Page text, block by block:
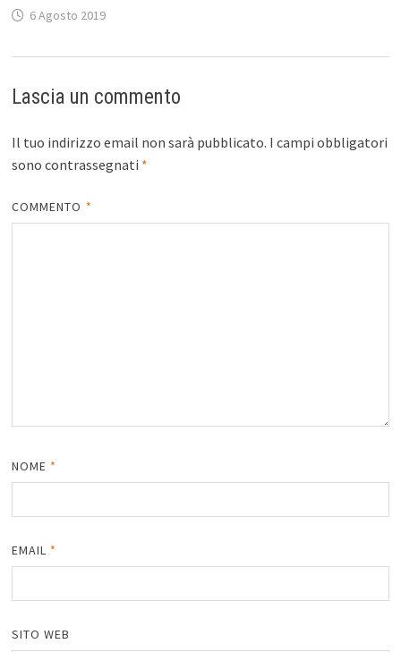
6 Agosto 2019
Lascia un commento
Il tuo indirizzo email non sarà pubblicato. I campi obbligatori
sono contrassegnati *
COMMENTO *
NOME *
EMAIL *
SITO WEB